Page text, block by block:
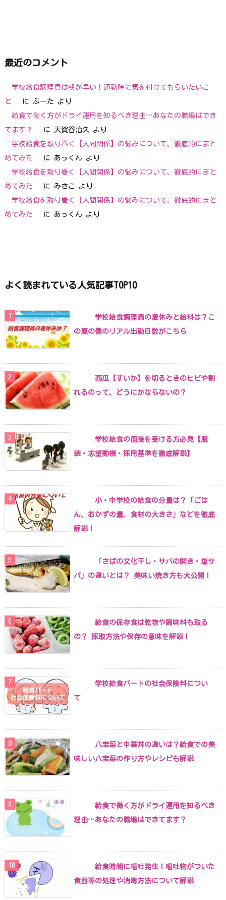
最近のコメント
学校給食調理員は朝が早い！通勤時に気を付けてもらいたいこ
と
に ぷーた より
給食で働く方がドライ運用を知るべき理由…あなたの職場はでき
てます？
に 天賀谷治久 より
学校給食を取り巻く【人間関係】の悩みについて、徹底的にまと
めてみた
に あっくん より
学校給食を取り巻く【人間関係】の悩みについて、徹底的にまと
めてみた
に みさこ
より
学校給食を取り巻く【人間関係】の悩みについて、徹底的にまと
めてみた
に あっくん より
よく読まれている人気記事TOP10
学校給食調理員の夏休みと給料は？こ
の夏の僕のリアル出勤日数がこちら
西瓜【すいか】を切るときのヒビや割
れるのって、どうにかならないの？
学校給食の面接を受ける方必見【服
装・志望動機・採用基準を徹底解説】
小・中学校の給食の分量は？「ごは
ん、おかずの量、食材の大きさ」などを徹底
解説！
「さばの文化干し・サバの開き・塩サ
バ」の違いとは？ 美味い焼き方も大公開！
給食の保存食は乾物や調味料も取る
の？ 採取方法や保存の意味を解説！
学校給食パートの社会保険料につい
て
八宝菜と中華丼の違いは？給食での美
味しい八宝菜の作り方やレシピも解説
給食で働く方がドライ運用を知るべき
理由…あなたの職場はできてます？
給食時間に嘔吐発生！嘔吐物がついた
食器等の処理や消毒方法について解説